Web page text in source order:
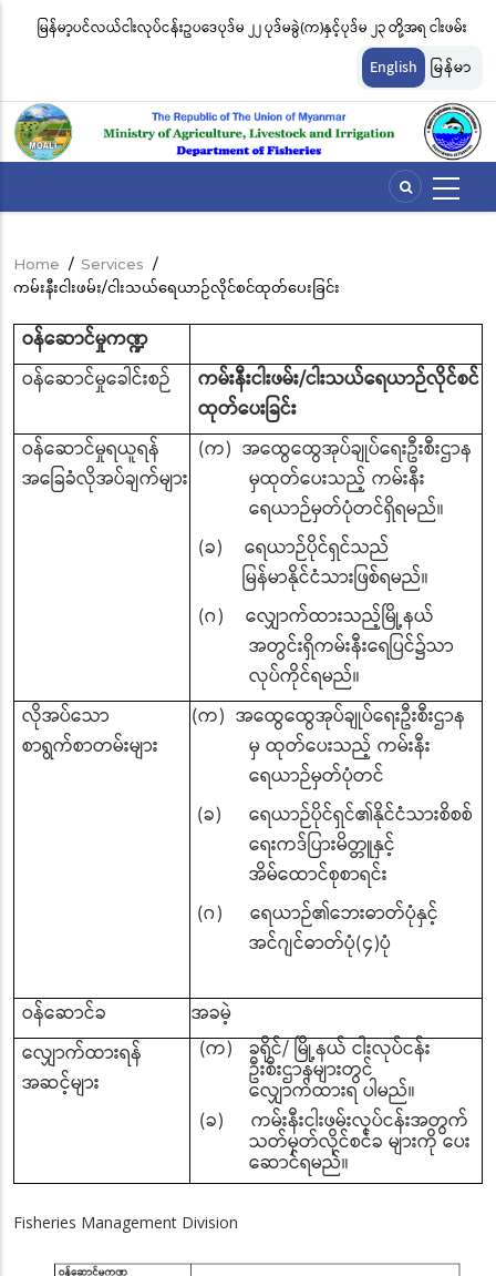
မြန်မာ့ပင်လယ်ငါးလုပ်ငန်းဥပဒေပုဒ်မ ၂၂ ပုဒ်မခွဲ(က)နှင့်ပုဒ်မ ၂၃ တို့အရ ငါးဖမ်း
ကိရိယာအမျိုးအစားအလိုက် လိုင်စင်ခနှုန်းထားများကို အောက်ပါအတိုင်း
English မြန်မာ
Breadcrumb
Home / Services /
ကမ်းနီးငါးဖမ်း/ငါးသယ်ရေယာဉ်လိုင်စင်ထုတ်ပေးခြင်း
ဝန်ဆောင်မှုကဏ္ဍ
ဝန်ဆောင်မှုခေါင်းစဉ်
ကမ်းနီးငါးဖမ်း/ငါးသယ်ရေယာဉ်လိုင်စင်
ထုတ်ပေးခြင်း
ဝန်ဆောင်မှုရယူရန်
အခြေခံလိုအပ်ချက်များ
(က) အထွေထွေအုပ်ချုပ်ရေးဦးစီးဌာန
မှထုတ်ပေးသည့် ကမ်းနီး
ရေယာဉ်မှတ်ပုံတင်ရှိရမည်။
(ခ) ရေယာဉ်ပိုင်ရှင်သည်
မြန်မာနိုင်ငံသားဖြစ်ရမည်။
(ဂ) လျှောက်ထားသည့်မြို့နယ်
အတွင်းရှိကမ်းနီးရေပြင်၌သာ
လုပ်ကိုင်ရမည်။
လိုအပ်သော
စာရွက်စာတမ်းများ
(က) အထွေထွေအုပ်ချုပ်ရေးဦးစီးဌာန
မှ ထုတ်ပေးသည့် ကမ်းနီး
ရေယာဉ်မှတ်ပုံတင်
(ခ) ရေယာဉ်ပိုင်ရှင်၏နိုင်ငံသားစိစစ်
ရေးကဒ်ပြားမိတ္တူနှင့်
အိမ်ထောင်စုစာရင်း
(ဂ) ရေယာဉ်၏ဘေးဓာတ်ပုံနှင့်
အင်ဂျင်ဓာတ်ပုံ(၄)ပုံ
ဝန်ဆောင်ခ
အခမဲ့
လျှောက်ထားရန်
အဆင့်များ
(က) ခရိုင်/ မြို့နယ် ငါးလုပ်ငန်း
ဦးစီးဌာနများတွင်
လျှောက်ထားရ ပါမည်။
(ခ) ကမ်းနီးငါးဖမ်းလုပ်ငန်းအတွက်
သတ်မှတ်လိုင်စင်ခ များကို ပေး
ဆောင်ရမည်။
Fisheries Management Division